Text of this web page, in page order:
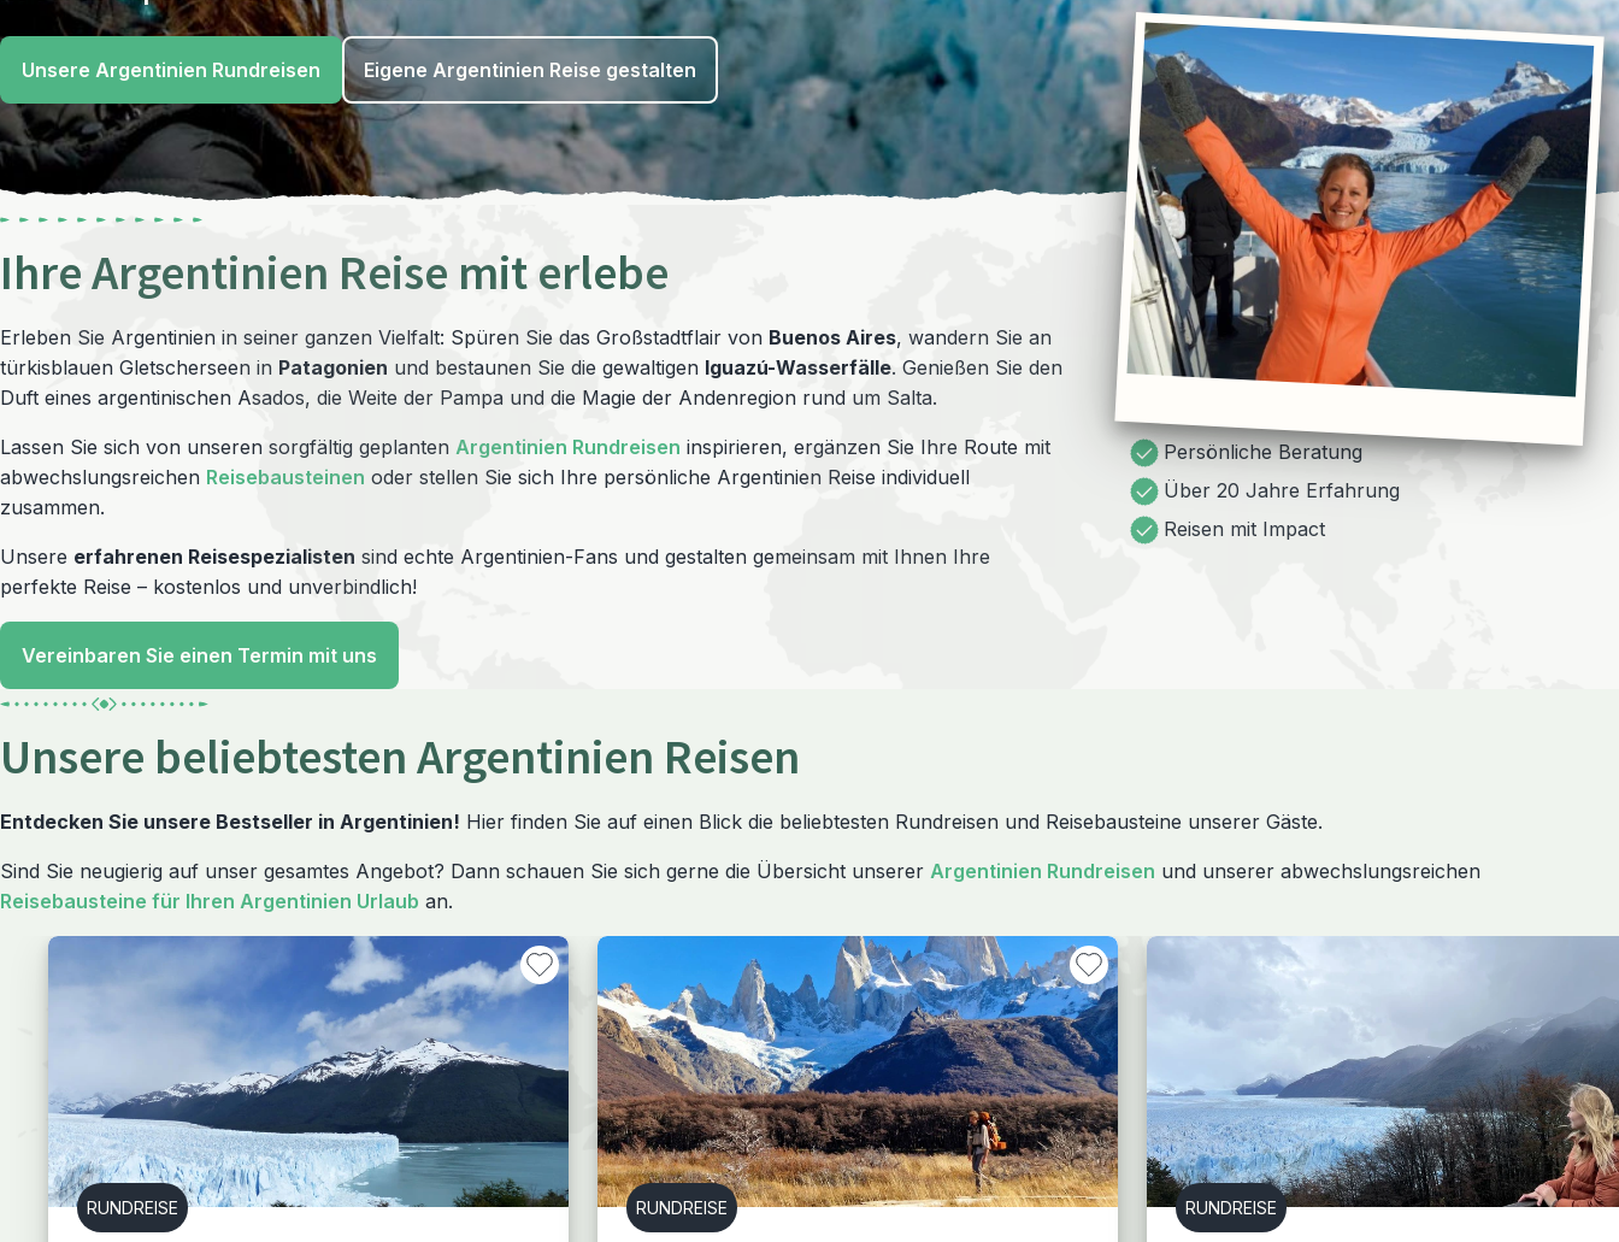
Unsere Argentinien Rundreisen Eigene Argentinien Reise gestalten
Ihre Argentinien Reise mit erlebe
Erleben Sie Argentinien in seiner ganzen Vielfalt: Spüren Sie das Großstadtflair von Buenos Aires, wandern Sie an
türkisblauen Gletscherseen in Patagonien und bestaunen Sie die gewaltigen Iguazú-Wasserfälle. Genießen Sie den
Duft eines argentinischen Asados, die Weite der Pampa und die Magie der Andenregion rund um Salta.
Lassen Sie sich von unseren sorgfältig geplanten Argentinien Rundreisen inspirieren, ergänzen Sie Ihre Route mit
abwechslungsreichen Reisebausteinen oder stellen Sie sich Ihre persönliche Argentinien Reise individuell
zusammen.
Unsere erfahrenen Reisespezialisten sind echte Argentinien-Fans und gestalten gemeinsam mit Ihnen Ihre
perfekte Reise – kostenlos und unverbindlich!
Vereinbaren Sie einen Termin mit uns
Persönliche Beratung
Über 20 Jahre Erfahrung
Reisen mit Impact
Unsere beliebtesten Argentinien Reisen
Entdecken Sie unsere Bestseller in Argentinien! Hier finden Sie auf einen Blick die beliebtesten Rundreisen und Reisebausteine unserer Gäste.
Sind Sie neugierig auf unser gesamtes Angebot? Dann schauen Sie sich gerne die Übersicht unserer Argentinien Rundreisen und unserer abwechslungsreichen
Reisebausteine für Ihren Argentinien Urlaub an.
RUNDREISE RUNDREISE RUNDREISE